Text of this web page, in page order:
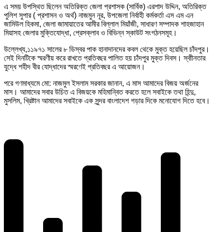
এ সময় উপস্থিত ছিলেন অতিরিক্ত জেলা প্রশাসক (সার্বিক) এরশাদ উদ্দিন, অতিরিক্ত
পুলিশ সুপার ( প্রশাসন ও অর্থ) নাজমুন নূর, উপজেলা নির্বাহী কর্মকর্তা এস এম এন
জামিউল হিকমা, জেলা জামায়াতের আমীর বিল্লাল মিয়াঁজী, সাধারণ সম্পাদক শাহজাহান
মিয়াসহ জেলার মুক্তিযোদ্ধা, প্রেসক্লাব ও বিভিন্ন স্কাউট সংগঠনসমূহ।
উল্লেখ্য,১১৯৭১ সালের ৮ ডিস্বর পাক হানাদানদের কবল থেকে মুক্ত হয়েছিল চাঁদপুর।
সেই দিনটিকে স্মরণীয় করে রাখতে প্রতিবছর পালিত হয় চাঁদপুর মুক্ত দিবস। স্বাীনতার
যুদ্ধে শহীদ বীর যোদ্ধাদের স্মরণেই প্রতিবছর এ আয়োজন।
পরে গণমাধ্যমে মো: নাজমুল ইসলাম সরকার জানান, এ মাস আমাদের বিজয় অর্জনের
মাস। আমাদের সবার উচিত এ বিজয়কে মহিমান্বিত করতে হলে সবাইকে তথা হিন্দু,
মুসলিম, খ্রিষ্টান আমাদের সবাইকে এক সুন্দর বাংলাদেশ গড়ার দিকে মনোযোগ দিতে হবে।